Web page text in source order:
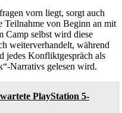
vorn liegt, sorgt auch
Teilnahme von Beginn an mit
Camp selbst wird diese
weiterverhandelt, während
jedes Konfliktgespräch als
Narrativs gelesen wird.
PlayStation 5-